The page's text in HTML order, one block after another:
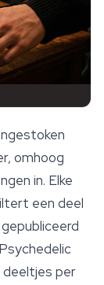
omhoog
in. Elke
een deel
per